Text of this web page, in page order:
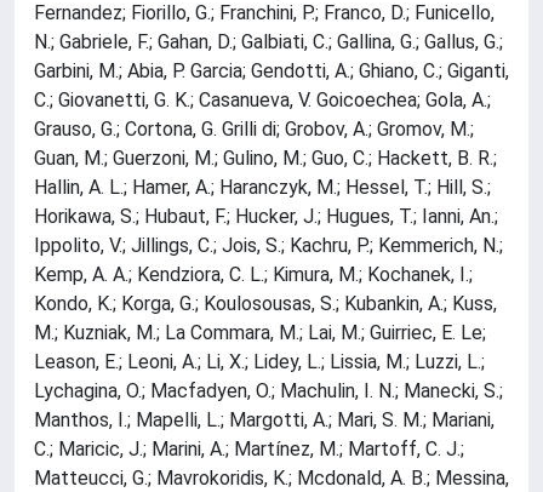
Fernandez; Fiorillo, G.; Franchini, P.; Franco, D.; Funicello,
N.; Gabriele, F.; Gahan, D.; Galbiati, C.; Gallina, G.; Gallus, G.;
Garbini, M.; Abia, P. Garcia; Gendotti, A.; Ghiano, C.; Giganti,
C.; Giovanetti, G. K.; Casanueva, V. Goicoechea; Gola, A.;
Grauso, G.; Cortona, G. Grilli di; Grobov, A.; Gromov, M.;
Guan, M.; Guerzoni, M.; Gulino, M.; Guo, C.; Hackett, B. R.;
Hallin, A. L.; Hamer, A.; Haranczyk, M.; Hessel, T.; Hill, S.;
Horikawa, S.; Hubaut, F.; Hucker, J.; Hugues, T.; Ianni, An.;
Ippolito, V.; Jillings, C.; Jois, S.; Kachru, P.; Kemmerich, N.;
Kemp, A. A.; Kendziora, C. L.; Kimura, M.; Kochanek, I.;
Kondo, K.; Korga, G.; Koulosousas, S.; Kubankin, A.; Kuss,
M.; Kuzniak, M.; La Commara, M.; Lai, M.; Guirriec, E. Le;
Leason, E.; Leoni, A.; Li, X.; Lidey, L.; Lissia, M.; Luzzi, L.;
Lychagina, O.; Macfadyen, O.; Machulin, I. N.; Manecki, S.;
Manthos, I.; Mapelli, L.; Margotti, A.; Mari, S. M.; Mariani,
C.; Maricic, J.; Marini, A.; Martínez, M.; Martoff, C. J.;
Matteucci, G.; Mavrokoridis, K.; Mcdonald, A. B.; Messina,